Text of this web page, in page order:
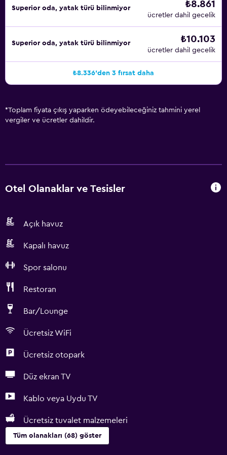
Superior oda, yatak türü bilinmiyor ₺8.861
ücretler dahil gecelik
Superior oda, yatak türü bilinmiyor ₺10.103
ücretler dahil gecelik
₺8.336'den 3 fırsat daha
*Toplam fiyata çıkış yaparken ödeyebileceğiniz tahmini yerel
vergiler ve ücretler dahildir.
Otel Olanaklar ve Tesisler
Açık havuz
Kapalı havuz
Spor salonu
Restoran
Bar/Lounge
Ücretsiz WiFi
Ücretsiz otopark
Düz ekran TV
Kablo veya Uydu TV
Ücretsiz tuvalet malzemeleri
Tüm olanakları (68) göster